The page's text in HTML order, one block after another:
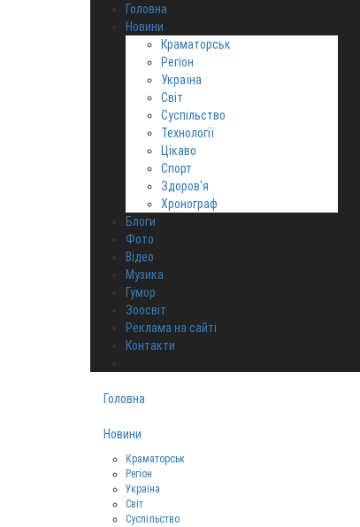
Головна
Новини
Краматорськ
Регіон
Україна
Світ
Суспільство
Технології
Цікаво
Спорт
Здоров‘я
Хронограф
Блоги
Фото
Відео
Музика
Гумор
Зоосвіт
Реклама на сайті
Контакти
Головна
Новини
Краматорськ
Регіон
Україна
Світ
Суспільство